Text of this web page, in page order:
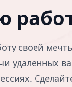
своей
удаленных